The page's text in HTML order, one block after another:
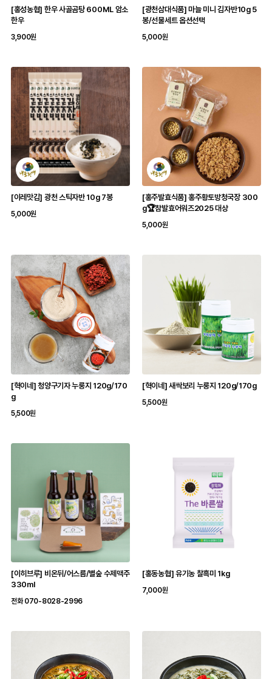
[홍성농협] 한우 사골곰탕 600ML 암소
한우
3,900원
[광천삼대식품] 마늘 미니 김자반10g 5
봉/선물세트 옵션선택
5,000원
[이레맛김] 광천 스틱자반 10g 7봉
5,000원
[홍주발효식품] 홍주황토방청국장 300
g🏆참발효어워즈2025 대상
5,000원
[혁이네] 청양구기자 누룽지 120g/170
g
5,500원
[혁이네] 새싹보리 누룽지 120g/170g
5,500원
[이히브루] 비온뒤/어스름/별숲 수제맥주
330ml
전화 070-8028-2996
[홍동농협] 유기농 찰흑미 1kg
7,000원